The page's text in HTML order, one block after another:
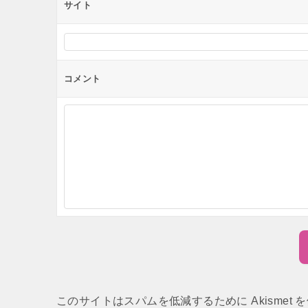
サイト
コメント
このサイトはスパムを低減するために Akismet を